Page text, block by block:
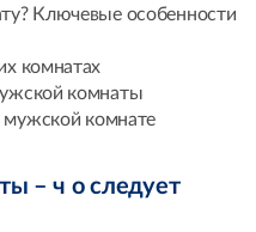
Ключевые особенности
комнатах
комнаты
комнате
– ч о следует